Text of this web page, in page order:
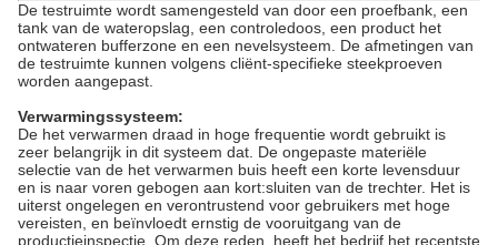
De testruimte wordt samengesteld van door een proefbank, een
tank van de wateropslag, een controledoos, een product het
ontwateren bufferzone en een nevelsysteem. De afmetingen van
de testruimte kunnen volgens cliënt-specifieke steekproeven
worden aangepast.
Verwarmingssysteem:
De het verwarmen draad in hoge frequentie wordt gebruikt is
zeer belangrijk in dit systeem dat. De ongepaste materiële
selectie van de het verwarmen buis heeft een korte levensduur
en is naar voren gebogen aan kort:sluiten van de trechter. Het is
uiterst ongelegen en verontrustend voor gebruikers met hoge
vereisten, en beïnvloedt ernstig de vooruitgang van de
productieinspectie. Om deze reden, heeft het bedrijf het recentste